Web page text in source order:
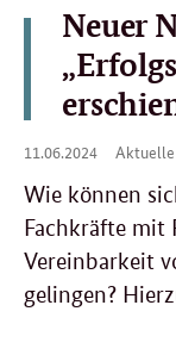
Neuer
11.06.2024 11.
2024
Wie können
Fachkräfte mit
Vereinbarkeit
gelingen?